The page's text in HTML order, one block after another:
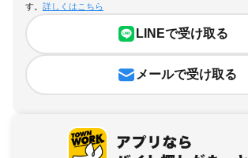
す。 詳しくはこちら
LINEで受け取る
メールで受け取る